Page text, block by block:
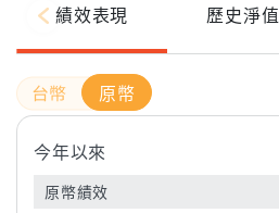
績效表現 歷史淨值
原幣
今年以來
原幣績效